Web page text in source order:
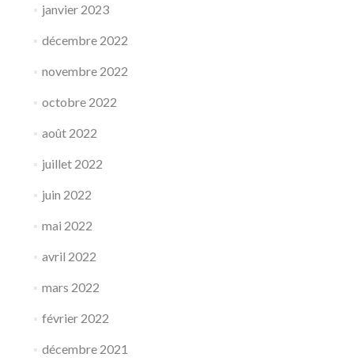
janvier 2023
décembre 2022
novembre 2022
octobre 2022
août 2022
juillet 2022
juin 2022
mai 2022
avril 2022
mars 2022
février 2022
décembre 2021